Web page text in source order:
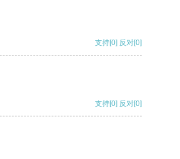
支持[0] 反对[0]
支持[0] 反对[0]